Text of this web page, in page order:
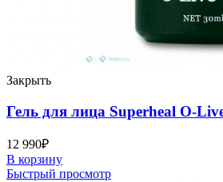
Закрыть
Гель для лица Superheal O-
12 990₽
В корзину
Быстрый просмотр